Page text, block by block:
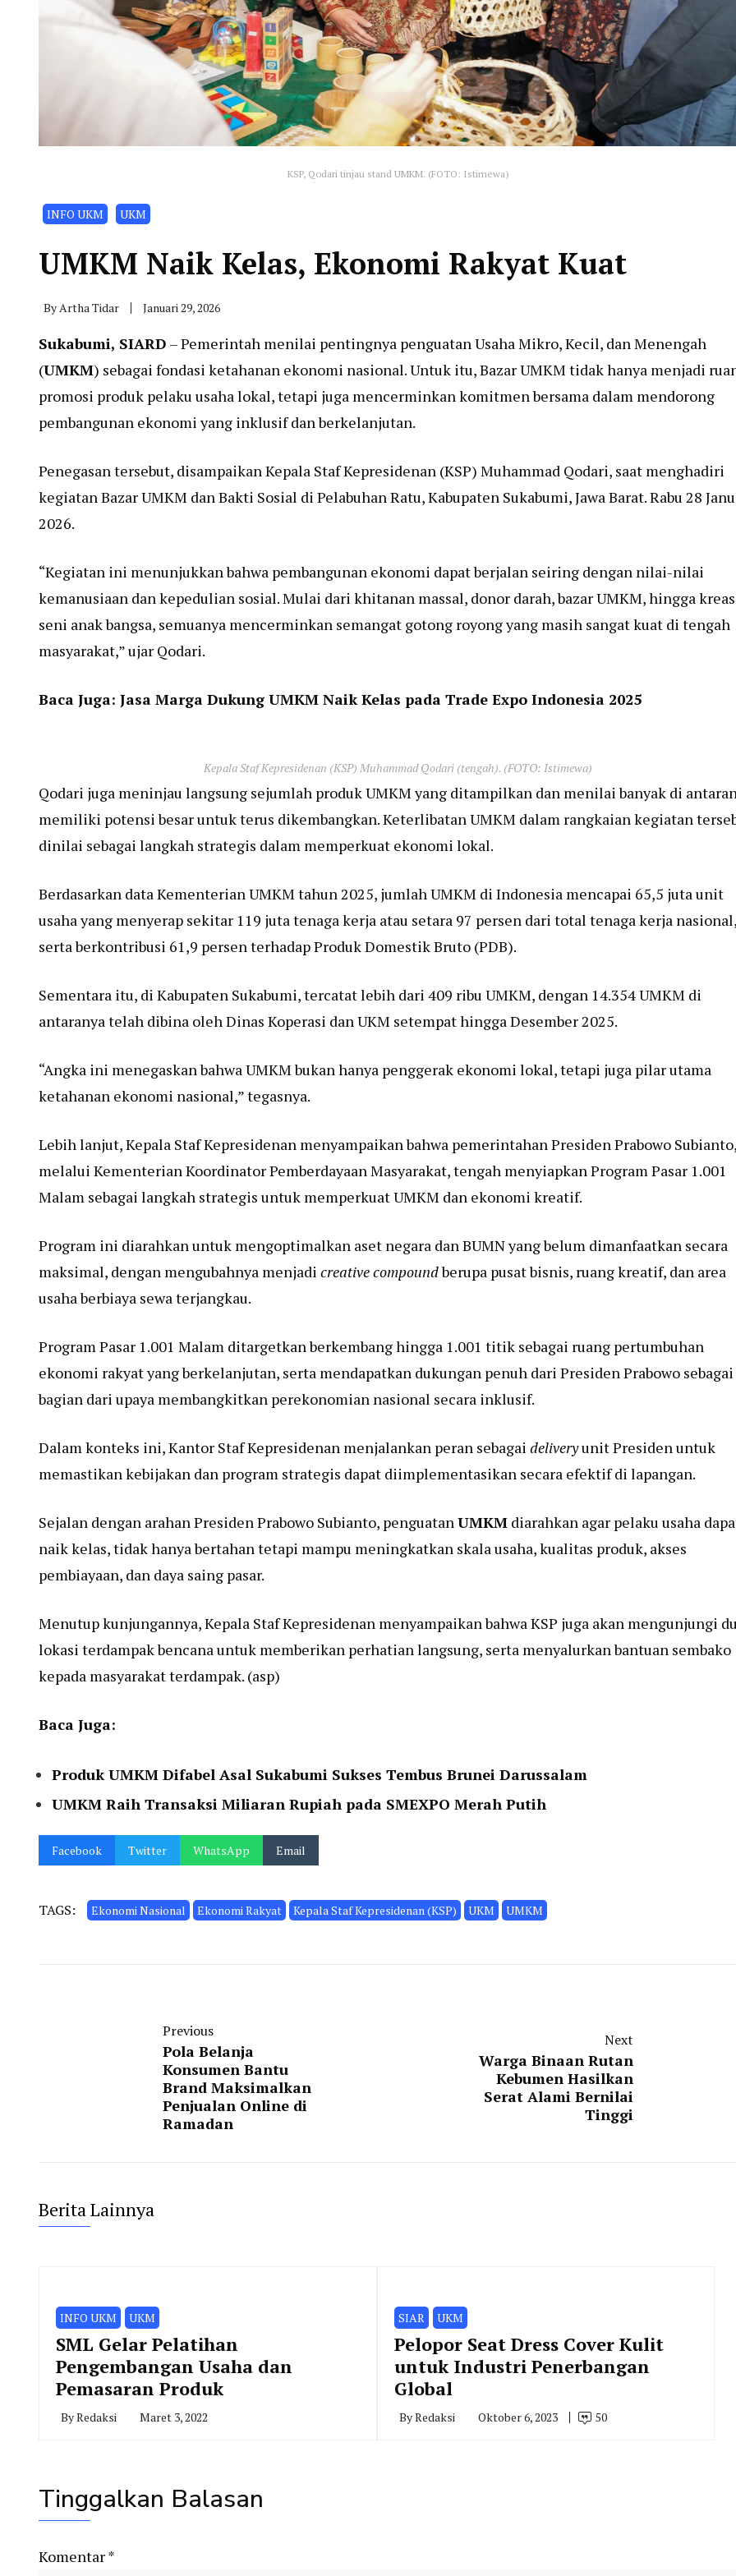
KSP, Qodari tinjau stand UMKM. (FOTO: Istimewa)
INFO UKM UKM
UMKM Naik Kelas, Ekonomi Rakyat Kuat
ByArtha Tidar Januari 29, 2026
Sukabumi, SIARD – Pemerintah menilai pentingnya penguatan Usaha Mikro, Kecil, dan Menengah
(UMKM) sebagai fondasi ketahanan ekonomi nasional. Untuk itu, Bazar UMKM tidak hanya menjadi
promosi produk pelaku usaha lokal, tetapi juga mencerminkan komitmen bersama dalam mendorong
pembangunan ekonomi yang inklusif dan berkelanjutan.
Penegasan tersebut, disampaikan Kepala Staf Kepresidenan (KSP) Muhammad Qodari, saat menghadiri
kegiatan Bazar UMKM dan Bakti Sosial di Pelabuhan Ratu, Kabupaten Sukabumi, Jawa Barat. Rabu 28
2026.
“Kegiatan ini menunjukkan bahwa pembangunan ekonomi dapat berjalan seiring dengan nilai-nilai
kemanusiaan dan kepedulian sosial. Mulai dari khitanan massal, donor darah, bazar UMKM, hingga
seni anak bangsa, semuanya mencerminkan semangat gotong royong yang masih sangat kuat di tengah
masyarakat,” ujar Qodari.
Baca Juga: Jasa Marga Dukung UMKM Naik Kelas pada Trade Expo Indonesia 2025
Kepala Staf Kepresidenan (KSP) Muhammad Qodari (tengah). (FOTO: Istimewa)
Qodari juga meninjau langsung sejumlah produk UMKM yang ditampilkan dan menilai banyak di
memiliki potensi besar untuk terus dikembangkan. Keterlibatan UMKM dalam rangkaian kegiatan
dinilai sebagai langkah strategis dalam memperkuat ekonomi lokal.
Berdasarkan data Kementerian UMKM tahun 2025, jumlah UMKM di Indonesia mencapai 65,5 juta unit
usaha yang menyerap sekitar 119 juta tenaga kerja atau setara 97 persen dari total tenaga kerja nasional,
serta berkontribusi 61,9 persen terhadap Produk Domestik Bruto (PDB).
Sementara itu, di Kabupaten Sukabumi, tercatat lebih dari 409 ribu UMKM, dengan 14.354 UMKM di
antaranya telah dibina oleh Dinas Koperasi dan UKM setempat hingga Desember 2025.
“Angka ini menegaskan bahwa UMKM bukan hanya penggerak ekonomi lokal, tetapi juga pilar utama
ketahanan ekonomi nasional,” tegasnya.
Lebih lanjut, Kepala Staf Kepresidenan menyampaikan bahwa pemerintahan Presiden Prabowo Subianto,
melalui Kementerian Koordinator Pemberdayaan Masyarakat, tengah menyiapkan Program Pasar 1.001
Malam sebagai langkah strategis untuk memperkuat UMKM dan ekonomi kreatif.
Program ini diarahkan untuk mengoptimalkan aset negara dan BUMN yang belum dimanfaatkan secara
maksimal, dengan mengubahnya menjadi creative compoundberupa pusat bisnis, ruang kreatif, dan area
usaha berbiaya sewa terjangkau.
Program Pasar 1.001 Malam ditargetkan berkembang hingga 1.001 titik sebagai ruang pertumbuhan
ekonomi rakyat yang berkelanjutan, serta mendapatkan dukungan penuh dari Presiden Prabowo sebagai
bagian dari upaya membangkitkan perekonomian nasional secara inklusif.
Dalam konteks ini, Kantor Staf Kepresidenan menjalankan peran sebagai deliveryunit Presiden untuk
memastikan kebijakan dan program strategis dapat diimplementasikan secara efektif di lapangan.
Sejalan dengan arahan Presiden Prabowo Subianto, penguatanUMKM diarahkan agar pelaku usaha
naik kelas, tidak hanya bertahan tetapi mampu meningkatkan skala usaha, kualitas produk, akses
pembiayaan, dan daya saing pasar.
Menutup kunjungannya, Kepala Staf Kepresidenan menyampaikan bahwa KSP juga akan mengunjungi
lokasi terdampak bencana untuk memberikan perhatian langsung, serta menyalurkan bantuan sembako
kepada masyarakat terdampak. (asp)
Baca Juga:
Produk UMKM Difabel Asal Sukabumi Sukses Tembus Brunei Darussalam
UMKM Raih Transaksi Miliaran Rupiah pada SMEXPO Merah Putih
Facebook Twitter WhatsApp Email
TAGS: Ekonomi Nasional Ekonomi Rakyat Kepala Staf Kepresidenan (KSP) UKM UMKM
Previous
Pola Belanja
Konsumen Bantu
Brand Maksimalkan
Penjualan Online di
Ramadan
Next
Warga Binaan Rutan
Kebumen Hasilkan
Serat Alami Bernilai
Tinggi
Berita Lainnya
INFO UKM UKM
SML Gelar Pelatihan
Pengembangan Usaha dan
Pemasaran Produk
ByRedaksi Maret 3, 2022
SIAR UKM
Pelopor Seat Dress Cover Kulit
untuk Industri Penerbangan
Global
ByRedaksi Oktober 6, 2023 50
Tinggalkan Balasan
Komentar*